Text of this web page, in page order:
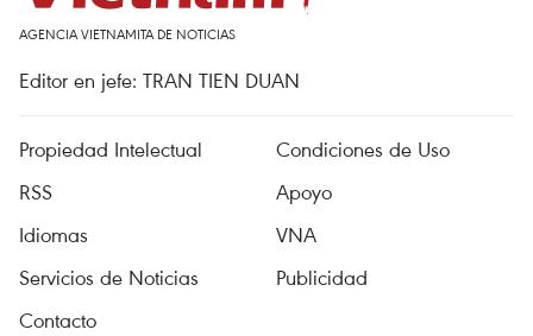
AGENCIA VIETNAMITA DE NOTICIAS
Editor en jefe: TRAN TIEN DUAN
Propiedad Intelectual
Condiciones de Uso
RSS
Apoyo
Idiomas
VNA
Servicios de Noticias
Publicidad
Contacto